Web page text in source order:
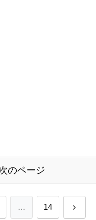
のページ
… 14 次